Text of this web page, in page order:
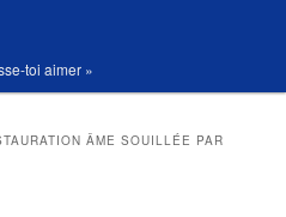
toi aimer »
ÂME SOUILLÉE PAR